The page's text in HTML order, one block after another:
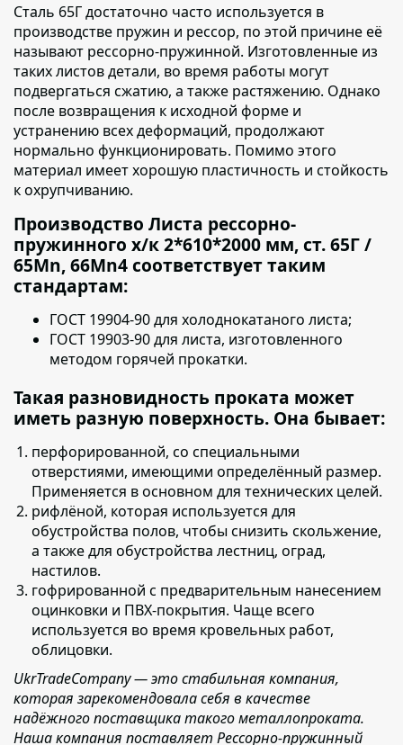
Сталь 65Г достаточно часто используется в
производстве пружин и рессор, по этой причине её
называют рессорно-пружинной. Изготовленные из
таких листов детали, во время работы могут
подвергаться сжатию, а также растяжению. Однако
после возвращения к исходной форме и
устранению всех деформаций, продолжают
нормально функционировать. Помимо этого
материал имеет хорошую пластичность и стойкость
к охрупчиванию.
Производство Листа рессорно-
пружинного х/к 2*610*2000 мм, ст. 65Г /
65Mn, 66Mn4 соответствует таким
стандартам:
ГОСТ 19904-90 для холоднокатаного листа;
ГОСТ 19903-90 для листа, изготовленного
методом горячей прокатки.
Такая разновидность проката может
иметь разную поверхность. Она бывает:
перфорированной, со специальными
отверстиями, имеющими определённый размер.
Применяется в основном для технических целей.
рифлёной, которая используется для
обустройства полов, чтобы снизить скольжение,
а также для обустройства лестниц, оград,
настилов.
гофрированной с предварительным нанесением
оцинковки и ПВХ-покрытия. Чаще всего
используется во время кровельных работ,
облицовки.
UkrTradeCompany — это стабильная компания,
которая зарекомендовала себя в качестве
надёжного поставщика такого металлопроката.
Наша компания поставляет Рессорно-пружинный